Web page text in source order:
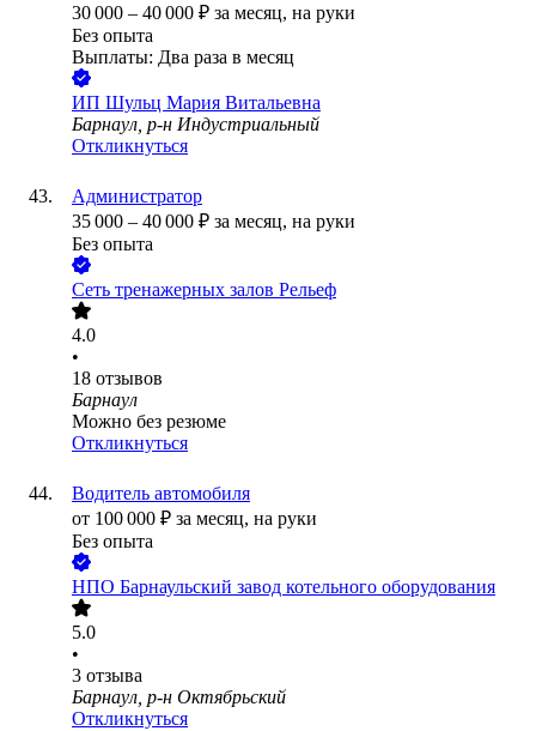
30 000 – 40 000 ₽ за месяц, на руки
Без опыта
Выплаты: Два раза в месяц
ИП Шульц Мария Витальевна
Барнаул, р-н Индустриальный
Откликнуться
Администратор
35 000 – 40 000 ₽ за месяц, на руки
Без опыта
Сеть тренажерных залов Рельеф
4.0
•
18 отзывов
Барнаул
Можно без резюме
Откликнуться
Водитель автомобиля
от 100 000 ₽ за месяц, на руки
Без опыта
НПО Барнаульский завод котельного оборудования
5.0
•
3 отзыва
Барнаул, р-н Октябрьский
Откликнуться